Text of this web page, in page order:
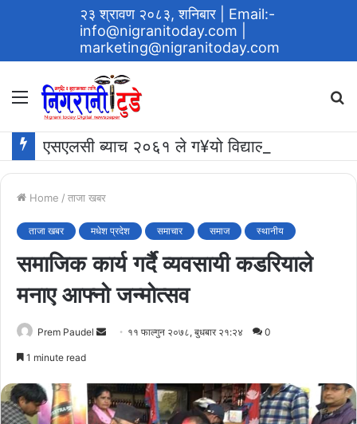
२३ श्रावण २०८३, शनिबार
| Email:-
info@nigranitoday.com
marketing@nigranitoday.com
Menu
Home / ताजा खबर
ताजा खबर मधेश प्रदेश समाचार समाज स्थानीय
समाजिक कार्य गर्दै व्यवसायी कडरियाले
मनाए आफ्नो जन्मोत्सव
Prem Paudel
Send ११ फाल्गुन २०७८, बुधबार २१:२४ 0
1 minute read